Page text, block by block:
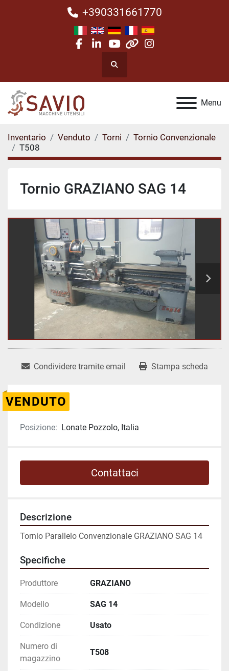
+390331661770
facebook
linkedin
youtube
otherinstagram
Cerca
Menu
Inventario Venduto Torni
Tornio Convenzionale
T508
Tornio GRAZIANO SAG 14
Condividere tramite email Stampa scheda
VENDUTO
Posizione: Lonate Pozzolo, Italia
Contattaci
Descrizione
Tornio Parallelo Convenzionale GRAZIANO SAG 14
Specifiche
Produttore GRAZIANO
Modello SAG 14
Condizione Usato
Numero di
magazzino
T508